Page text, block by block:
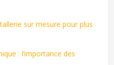
sur mesure pour plus
: l’importance des